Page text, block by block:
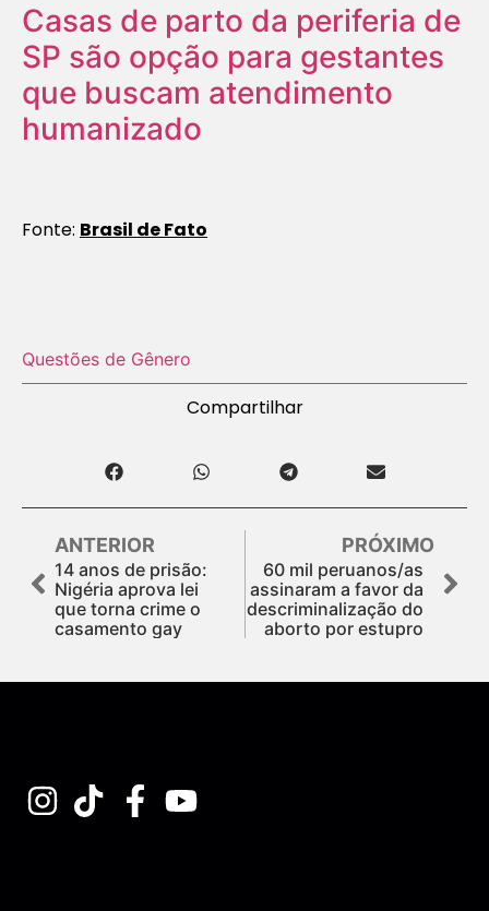
Casas de parto da periferia de
SP são opção para gestantes
que buscam atendimento
humanizado
Fonte: Brasil de Fato
Questões de Gênero
Compartilhar
ANTERIOR
14 anos de prisão:
Nigéria aprova lei
que torna crime o
casamento gay
PRÓXIMO
60 mil peruanos/as
assinaram a favor da
descriminalização do
aborto por estupro